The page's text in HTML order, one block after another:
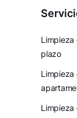
Limpieza
plazo
Limpieza
Limpieza